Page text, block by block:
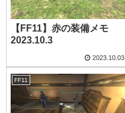
【FF11】赤の装備メモ
2023.10.3
2023.10.03
FF11